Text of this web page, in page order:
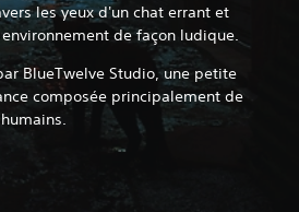
les yeux d'un chat errant et
de façon ludique.
BlueTwelve Studio, une petite
composée principalement de